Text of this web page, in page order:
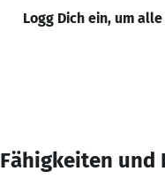
Logg Dich ein, um
Fähigkeiten und